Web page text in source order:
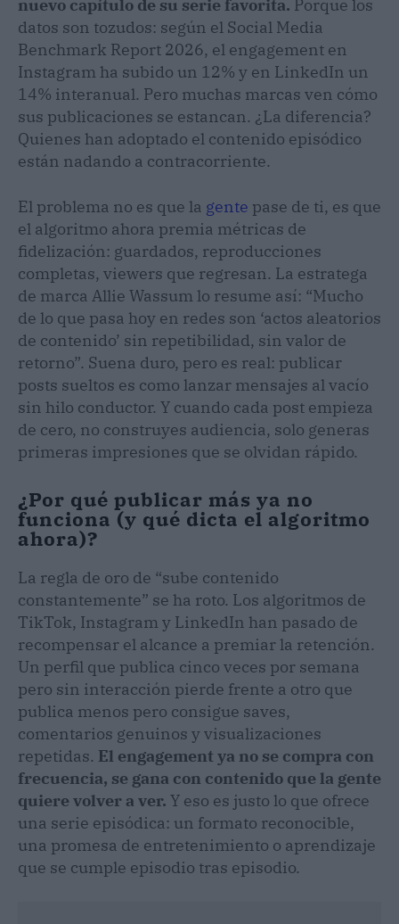
nuevo capítulo de su serie favorita. Porque los
datos son tozudos: según el Social Media
Benchmark Report 2026, el engagement en
Instagram ha subido un 12% y en LinkedIn un
14% interanual. Pero muchas marcas ven cómo
sus publicaciones se estancan. ¿La diferencia?
Quienes han adoptado el contenido episódico
están nadando a contracorriente.
El problema no es que la gente pase de ti, es que
el algoritmo ahora premia métricas de
fidelización: guardados, reproducciones
completas, viewers que regresan. La estratega
de marca Allie Wassum lo resume así: “Mucho
de lo que pasa hoy en redes son ‘actos aleatorios
de contenido’ sin repetibilidad, sin valor de
retorno”. Suena duro, pero es real: publicar
posts sueltos es como lanzar mensajes al vacío
sin hilo conductor. Y cuando cada post empieza
de cero, no construyes audiencia, solo generas
primeras impresiones que se olvidan rápido.
¿Por qué publicar más ya no
funciona (y qué dicta el algoritmo
ahora)?
La regla de oro de “sube contenido
constantemente” se ha roto. Los algoritmos de
TikTok, Instagram y LinkedIn han pasado de
recompensar el alcance a premiar la retención.
Un perfil que publica cinco veces por semana
pero sin interacción pierde frente a otro que
publica menos pero consigue saves,
comentarios genuinos y visualizaciones
repetidas. El engagement ya no se compra con
frecuencia, se gana con contenido que la gente
quiere volver a ver. Y eso es justo lo que ofrece
una serie episódica: un formato reconocible,
una promesa de entretenimiento o aprendizaje
que se cumple episodio tras episodio.